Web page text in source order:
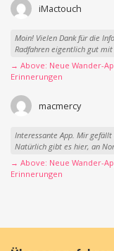
iMactouch
Moin! Vielen Dank für die
Radfahren eigentlich gut mit
→ Above: Neue Wander-
Erinnerungen
macmercy
Interessante App. Mir
Natürlich gibt es hier, an
→ Above: Neue Wander-
Erinnerungen